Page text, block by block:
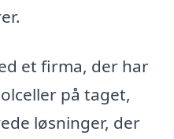
et firma, der har
på taget,
løsninger, der